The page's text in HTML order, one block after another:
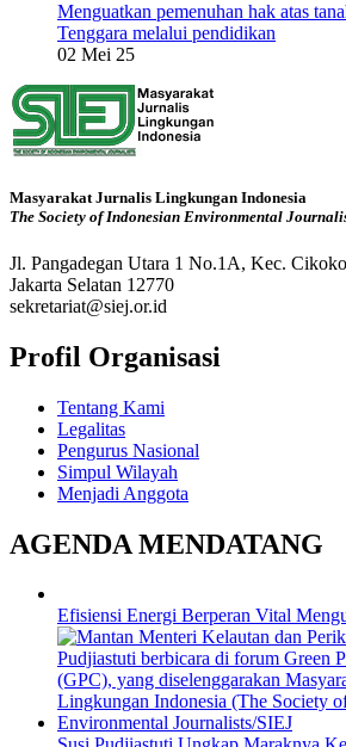
Menguatkan pemenuhan hak atas
Tenggara melalui pendidikan
02 Mei 25
Masyarakat Jurnalis Lingkungan Indonesia
The Society of Indonesian Environmental
Jl. Pangadegan Utara 1 No.1A, Kec.
Jakarta Selatan 12770
sekretariat@siej.or.id
Profil Organisasi
Tentang Kami
Legalitas
Pengurus Nasional
Simpul Wilayah
Menjadi Anggota
AGENDA MENDATANG
Efisiensi Energi Berperan Vital